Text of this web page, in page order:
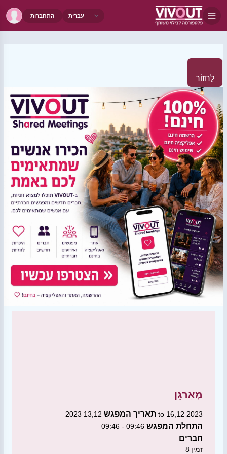
התחברות
לַחֲזוֹר
מְאַרגֵן
תאריך המפגש 13,12 2023 to 16,12 2023
התחלת המפגש 09:46 - 09:46
חברים
8 זמין